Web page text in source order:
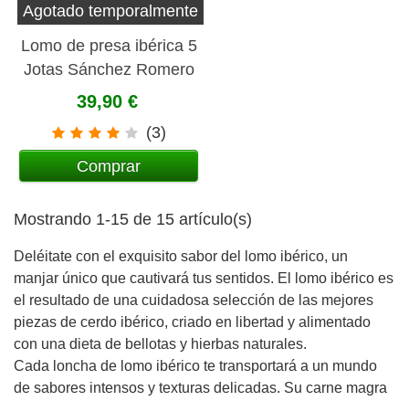
Agotado temporalmente
Lomo de presa ibérica 5
Jotas Sánchez Romero
Carvajal (pieza pequeña
con canister)
39,90 €
(3)
Comprar
Mostrando 1-15 de 15 artículo(s)
Deléitate con el exquisito sabor del lomo ibérico, un
manjar único que cautivará tus sentidos. El lomo ibérico es
el resultado de una cuidadosa selección de las mejores
piezas de cerdo ibérico, criado en libertad y alimentado
con una dieta de bellotas y hierbas naturales.
Cada loncha de lomo ibérico te transportará a un mundo
de sabores intensos y texturas delicadas. Su carne magra